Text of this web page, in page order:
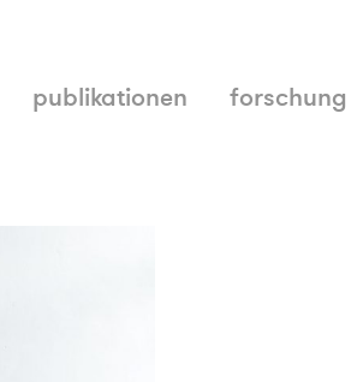
publikationen forschung